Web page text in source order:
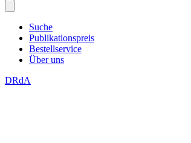
Suche
Publikationspreis
Bestellservice
Über uns
DRdA